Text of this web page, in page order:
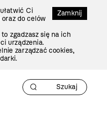
Zamknij
Ci
do celów
zgadzasz się na ich
urządzenia.
zarządzać cookies,